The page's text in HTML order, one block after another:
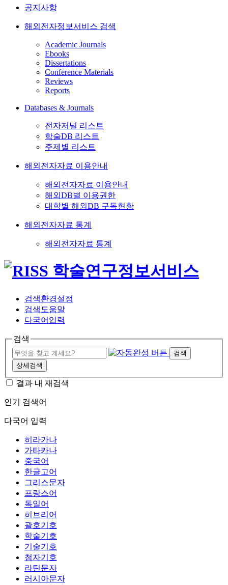
공지사항
해외전자정보서비스 검색
Academic Journals
Ebooks
Dissertations
Conference Materials
Reviews
Reports
Databases & Journals
전자저널 리스트
학술DB 리스트
주제별 리스트
해외전자자료 이용안내
해외전자자료 이용안내
해외DB별 이용권한
대학별 해외DB 구독현황
해외전자자료 통계
해외전자자료 통계
검색환경설정
검색도움말
다국어입력
검색
검색
상세검색
결과 내 재검색
인기 검색어
다국어 입력
히라가나
가타카나
중국어
한글고어
그리스문자
프랑스어
독일어
히브리어
괄호기호
학술기호
기술기호
첨자기호
라틴문자
러시아문자